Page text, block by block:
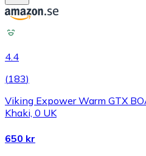
4.4
(183)
Viking Expower Warm GTX
Khaki, 0 UK
650 kr